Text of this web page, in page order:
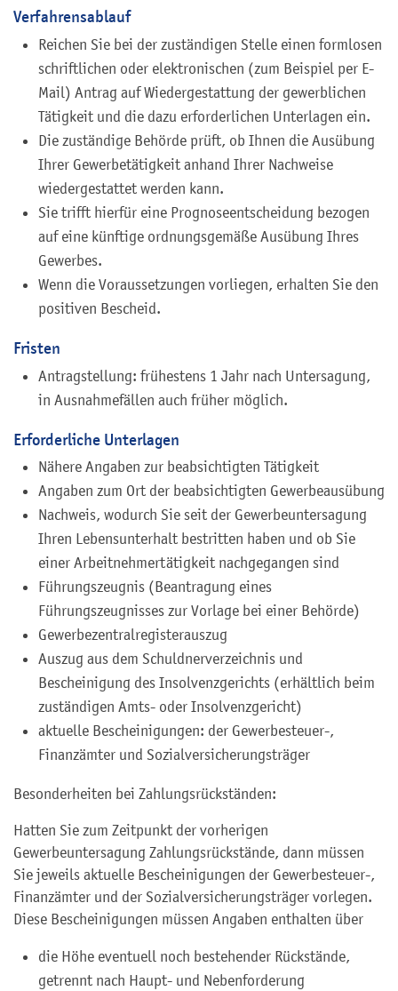
Verfahrensablauf
Reichen Sie bei der zuständigen Stelle einen formlosen
schriftlichen oder elektronischen (zum Beispiel per E-
Mail) Antrag auf Wiedergestattung der gewerblichen
Tätigkeit und die dazu erforderlichen Unterlagen ein.
Die zuständige Behörde prüft, ob Ihnen die Ausübung
Ihrer Gewerbetätigkeit anhand Ihrer Nachweise
wiedergestattet werden kann.
Sie trifft hierfür eine Prognoseentscheidung bezogen
auf eine künftige ordnungsgemäße Ausübung Ihres
Gewerbes.
Wenn die Voraussetzungen vorliegen, erhalten Sie den
positiven Bescheid.
Fristen
Antragstellung: frühestens 1 Jahr nach Untersagung,
in Ausnahmefällen auch früher möglich.
Erforderliche Unterlagen
Nähere Angaben zur beabsichtigten Tätigkeit
Angaben zum Ort der beabsichtigten Gewerbeausübung
Nachweis, wodurch Sie seit der Gewerbeuntersagung
Ihren Lebensunterhalt bestritten haben und ob Sie
einer Arbeitnehmertätigkeit nachgegangen sind
Führungszeugnis (Beantragung eines
Führungszeugnisses zur Vorlage bei einer Behörde)
Gewerbezentralregisterauszug
Auszug aus dem Schuldnerverzeichnis und
Bescheinigung des Insolvenzgerichts (erhältlich beim
zuständigen Amts- oder Insolvenzgericht)
aktuelle Bescheinigungen: der Gewerbesteuer-,
Finanzämter und Sozialversicherungsträger
Besonderheiten bei Zahlungsrückständen:
Hatten Sie zum Zeitpunkt der vorherigen
Gewerbeuntersagung Zahlungsrückstände, dann müssen
Sie jeweils aktuelle Bescheinigungen der Gewerbesteuer-,
Finanzämter und der Sozialversicherungsträger vorlegen.
Diese Bescheinigungen müssen Angaben enthalten über
die Höhe eventuell noch bestehender Rückstände,
getrennt nach Haupt- und Nebenforderung